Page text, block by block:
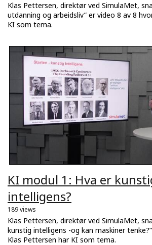
Klas Pettersen, direktør ved SimulaMet,
utdanning og arbeidsliv” er video 8 av 8
KI som tema.
KI modul 1: Hva er
intelligens?
189 views
Klas Pettersen, direktør ved SimulaMet,
kunstig intelligens -og kan maskiner
Klas Pettersen har KI som tema.